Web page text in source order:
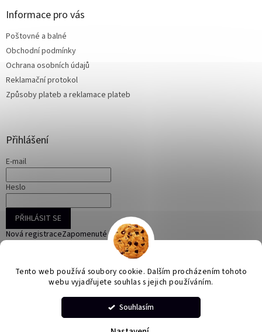
Tento web používá soubory cookie. Dalším procházením tohoto
webu vyjadřujete souhlas s jejich používáním.
Souhlasím
Informace pro vás
Poštovné a balné
Obchodní podmínky
Ochrana osobních údajů
Reklamační protokol
Způsoby plateb a reklamace plateb
Přihlášení
E-mail
Heslo
PŘIHLÁSIT SE
Nová registraceZapomenuté heslo
Vytvořil Shoptet
Copyright 2026ONLINE KORÁLKY. Všechna práva vyhrazena.